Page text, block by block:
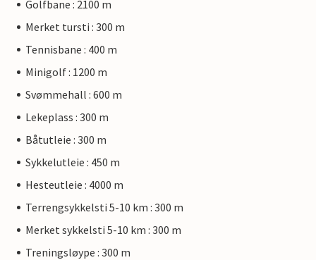
Golfbane : 2100 m
Merket tursti : 300 m
Tennisbane : 400 m
Minigolf : 1200 m
Svømmehall : 600 m
Lekeplass : 300 m
Båtutleie : 300 m
Sykkelutleie : 450 m
Hesteutleie : 4000 m
Terrengsykkelsti 5-10 km : 300 m
Merket sykkelsti 5-10 km : 300 m
Treningsløype : 300 m